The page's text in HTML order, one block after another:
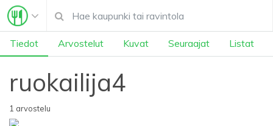
Tiedot Arvostelut Kuvat Seuraajat Listat
ruokailija4
1 arvostelu